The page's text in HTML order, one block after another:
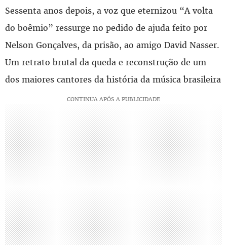
Sessenta anos depois, a voz que eternizou “A volta
do boêmio” ressurge no pedido de ajuda feito por
Nelson Gonçalves, da prisão, ao amigo David Nasser.
Um retrato brutal da queda e reconstrução de um
dos maiores cantores da história da música brasileira